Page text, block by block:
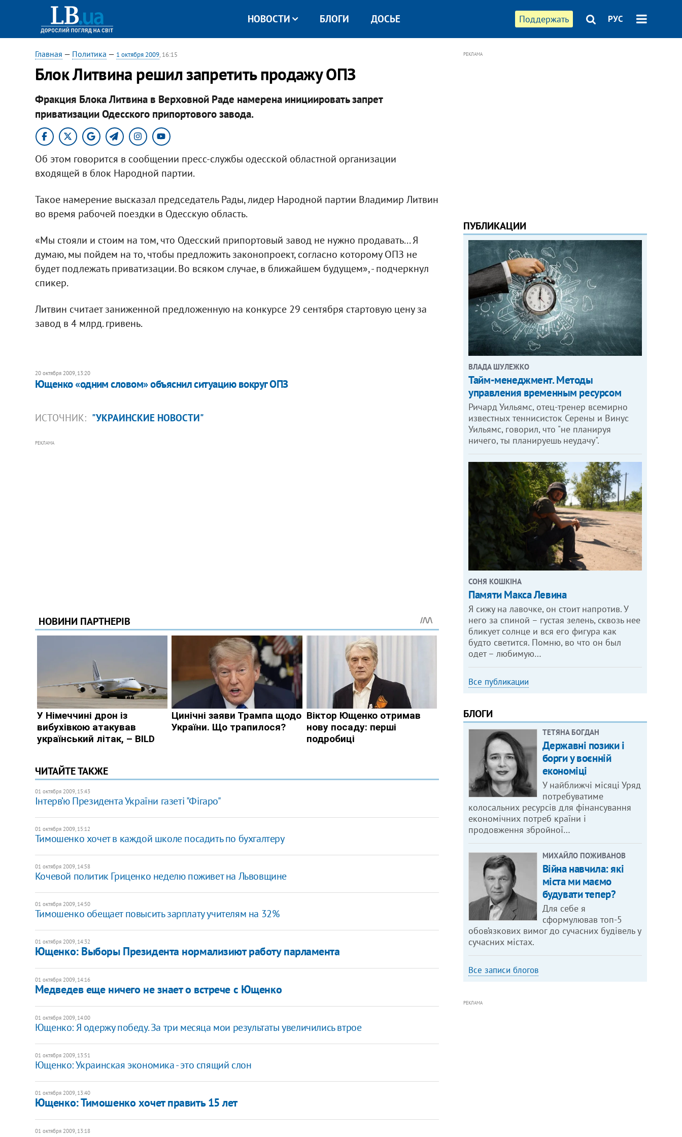
Поддержать РУС
НОВОСТИ БЛОГИ ДОСЬЕ
Главная — Политика — 1 октября 2009, 16:15
Блок Литвина решил запретить продажу ОПЗ
Фракция Блока Литвина в Верховной Раде намерена инициировать запрет
приватизации Одесского припортового завода.
Об этом говорится в сообщении пресс-службы одесской областной организации
входящей в блок Народной партии.
Такое намерение высказал председатель Рады, лидер Народной партии Владимир Литвин
во время рабочей поездки в Одесскую область.
«Мы стояли и стоим на том, что Одесский припортовый завод не нужно продавать... Я
думаю, мы пойдем на то, чтобы предложить законопроект, согласно которому ОПЗ не
будет подлежать приватизации. Во всяком случае, в ближайшем будущем», - подчеркнул
спикер.
Литвин считает заниженной предложенную на конкурсе 29 сентября стартовую цену за
завод в 4 млрд. гривень.
20 октября 2009, 13:20
Ющенко «одним словом» объяснил ситуацию вокруг ОПЗ
ИСТОЧНИК: "УКРАИНСКИЕ НОВОСТИ"
РЕКЛАМА
ЧИТАЙТЕ ТАКЖЕ
01 октября 2009, 15:43
Інтерв’ю Президента України газеті "Фігаро"
01 октября 2009, 15:12
Тимошенко хочет в каждой школе посадить по бухгалтеру
01 октября 2009, 14:58
Кочевой политик Гриценко неделю поживет на Львовщине
01 октября 2009, 14:50
Тимошенко обещает повысить зарплату учителям на 32%
01 октября 2009, 14:32
Ющенко: Выборы Президента нормализиют работу парламента
01 октября 2009, 14:16
Медведев еще ничего не знает о встрече с Ющенко
01 октября 2009, 14:00
Ющенко: Я одержу победу. За три месяца мои результаты увеличились втрое
01 октября 2009, 13:51
Ющенко: Украинская экономика - это спящий слон
01 октября 2009, 13:40
Ющенко: Тимошенко хочет править 15 лет
01 октября 2009, 13:18
РЕКЛАМА
ПУБЛИКАЦИИ
ВЛАДА ШУЛЕЖКО
Тайм-менеджмент. Методы
управления временным ресурсом
Ричард Уильямс, отец-тренер всемирно
известных теннисисток Серены и Винус
Уильямс, говорил, что "не планируя
ничего, ты планируешь неудачу".
СОНЯ КОШКІНА
Памяти Макса Левина
Я сижу на лавочке, он стоит напротив. У
него за спиной – густая зелень, сквозь нее
бликует солнце и вся его фигура как
будто светится. Помню, во что он был
одет – любимую…
Все публикации
БЛОГИ
ТЕТЯНА БОГДАН
Державні позики і
борги у воєнній
економіці
У найближчі місяці Уряд
потребуватиме
колосальних ресурсів для фінансування
економічних потреб країни і
продовження збройної…
МИХАЙЛО ПОЖИВАНОВ
Війна навчила: які
міста ми маємо
будувати тепер?
Для себе я
сформулював топ-5
обов’язкових вимог до сучасних будівель у
сучасних містах.
Все записи блогов
РЕКЛАМА